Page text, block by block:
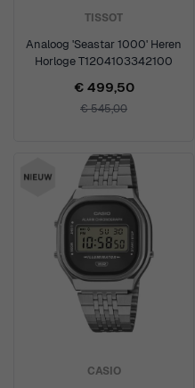
TISSOT
Analoog 'Seastar 1000' Heren
Horloge T1204103342100
€ 499,50
€ 545,00
CASIO